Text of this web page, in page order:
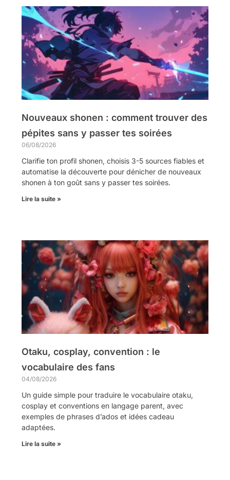
Nouveaux shonen : comment trouver des
pépites sans y passer tes soirées
06/08/2026
Clarifie ton profil shonen, choisis 3-5 sources fiables et
automatise la découverte pour dénicher de nouveaux
shonen à ton goût sans y passer tes soirées.
Lire la suite »
Otaku, cosplay, convention : le
vocabulaire des fans
04/08/2026
Un guide simple pour traduire le vocabulaire otaku,
cosplay et conventions en langage parent, avec
exemples de phrases d’ados et idées cadeau
adaptées.
Lire la suite »